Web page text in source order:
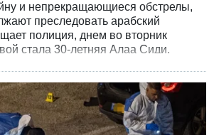
и непрекращающиеся обстрелы,
преследовать арабский
полиция, днем во вторник
стала 30-летняя Алаа Сиди.